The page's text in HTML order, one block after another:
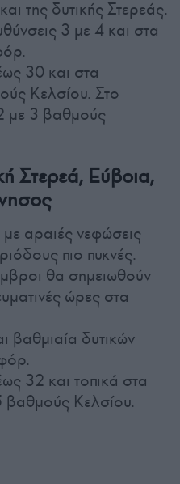
της δυτικής Στερεάς.
3 με 4 και στα
30 και στα
Κελσίου. Στο
με 3 βαθμούς
Στερεά, Εύβοια,
αραιές νεφώσεις
πιο πυκνές.
θα σημειωθούν
ώρες στα
βαθμιαία δυτικών
32 και τοπικά στα
βαθμούς Κελσίου.